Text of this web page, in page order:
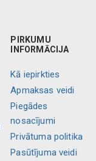
PIRKUMU
INFORMĀCIJA
Kā iepirkties
Apmaksas veidi
Piegādes
nosacījumi
Privātuma politika
Pasūtījuma veidi